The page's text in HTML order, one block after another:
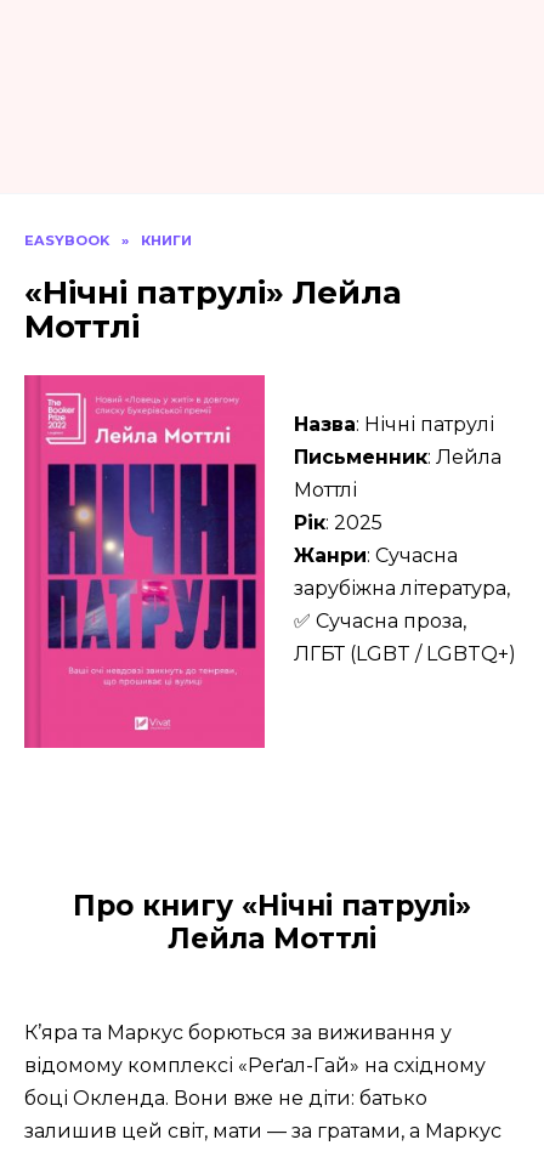
EASYBOOK » КНИГИ
«Нічні патрулі» Лейла
Моттлі
Назва: Нічні патрулі
Письменник: Лейла
Моттлі
Рік: 2025
Жанри: Сучасна
зарубіжна література,
✅ Сучасна проза,
ЛГБТ (LGBT / LGBTQ+)
Про книгу «Нічні патрулі»
Лейла Моттлі
К’яра та Маркус борються за виживання у
відомому комплексі «Реґал-Гай» на східному
боці Окленда. Вони вже не діти: батько
залишив цей світ, мати — за гратами, а Маркус